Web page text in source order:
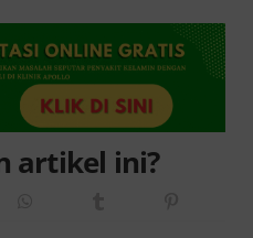
artikel ini?